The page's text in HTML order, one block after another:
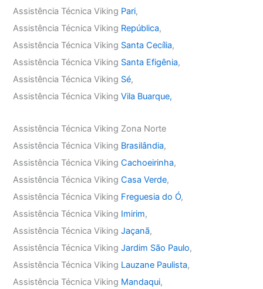
Assistência Técnica Viking Pari,
Assistência Técnica Viking República,
Assistência Técnica Viking Santa Cecília,
Assistência Técnica Viking Santa Efigênia,
Assistência Técnica Viking Sé,
Assistência Técnica VikingVila Buarque,
Assistência Técnica Viking Zona Norte
Assistência Técnica Viking Brasilândia,
Assistência Técnica VikingCachoeirinha,
Assistência Técnica VikingCasa Verde,
Assistência Técnica Viking Freguesia do Ó,
Assistência Técnica Viking Imirim,
Assistência Técnica VikingJaçanã,
Assistência Técnica VikingJardim São Paulo,
Assistência Técnica Viking Lauzane Paulista,
Assistência Técnica Viking Mandaqui,